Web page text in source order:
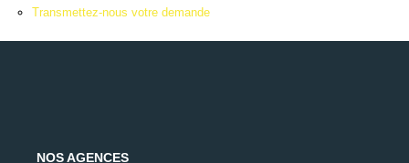
AFR IMMOBILIER Chatou - Transaction
Transmettez-nous votre demande
NOS AGENCES